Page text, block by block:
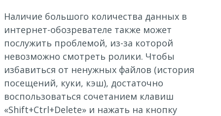
Наличие большого количества данных в
интернет-обозревателе также может
послужить проблемой, из-за которой
невозможно смотреть ролики. Чтобы
избавиться от ненужных файлов (история
посещений, куки, кэш), достаточно
воспользоваться сочетанием клавиш
«Shift+Ctrl+Delete» и нажать на кнопку